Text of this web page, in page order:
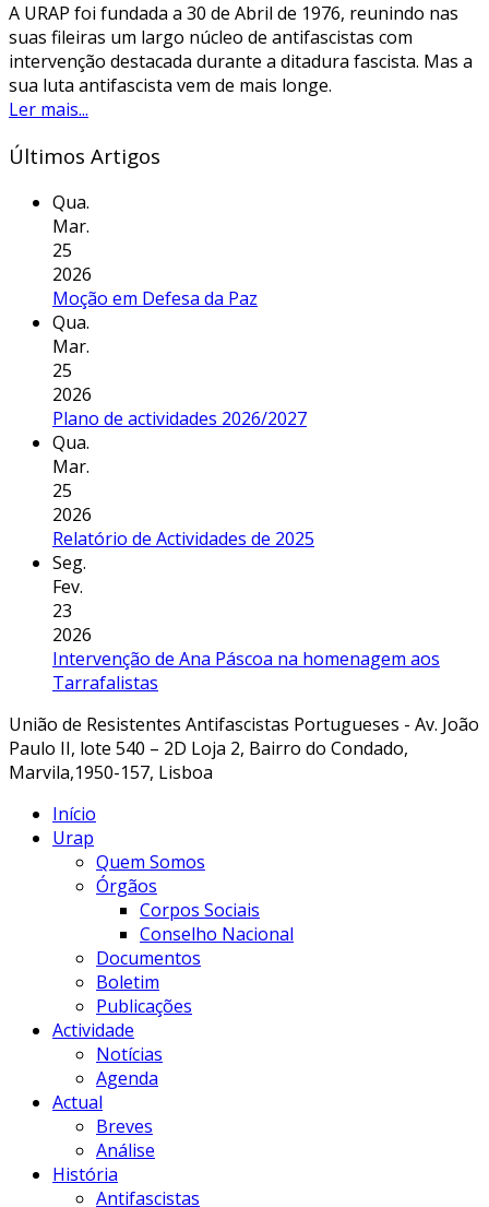
A URAP foi fundada a 30 de Abril de 1976, reunindo nas
suas fileiras um largo núcleo de antifascistas com
intervenção destacada durante a ditadura fascista. Mas a
sua luta antifascista vem de mais longe.
Ler mais...
Últimos Artigos
Qua.
Mar.
25
2026
Moção em Defesa da Paz
Qua.
Mar.
25
2026
Plano de actividades 2026/2027
Qua.
Mar.
25
2026
Relatório de Actividades de 2025
Seg.
Fev.
23
2026
Intervenção de Ana Páscoa na homenagem aos
Tarrafalistas
União de Resistentes Antifascistas Portugueses - Av. João
Paulo II, lote 540 – 2D Loja 2, Bairro do Condado,
Marvila,1950-157, Lisboa
Início
Urap
Quem Somos
Órgãos
Corpos Sociais
Conselho Nacional
Documentos
Boletim
Publicações
Actividade
Notícias
Agenda
Actual
Breves
Análise
História
Antifascistas